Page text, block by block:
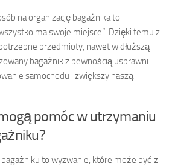
na organizację bagażnika to
ma swoje miejsce”. Dzięki temu z
przedmioty, nawet w dłuższą
bagażnik z pewnością usprawni
samochodu i zwiększy naszą
pomóc w utrzymaniu
to wyzwanie, które może być z